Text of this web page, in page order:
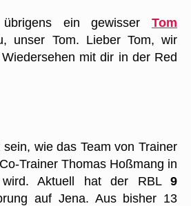
ein gewisser Tom
unser Tom. Lieber Tom, wir
mit dir in der Red
wie das Team von Trainer
Trainer Thomas Hoßmang in
wird. Aktuell hat der RBL 9
auf Jena. Aus bisher 13